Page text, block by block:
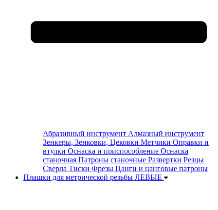
Абразивный инструмент Алмазный инструмент
Зенкеры, Зенковки, Цековки Метчики Оправки и
втулки Оснаска и приспособление Оснаска
станочная Патроны станочные Развертки Резцы
Сверла Тиски Фрезы Цанги и цанговые патроны
Плашки для метрической резьбы ЛЕВЫЕ